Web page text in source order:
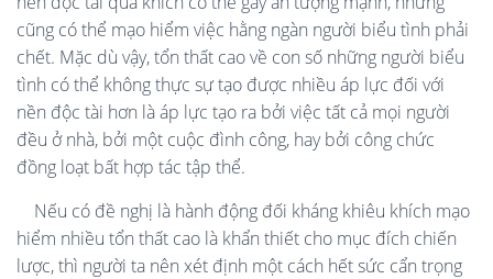
cũng có thể mạo hiểm việc hằng ngàn người biểu tình phải
chết. Mặc dù vậy, tổn thất cao về con số những người biểu
tình có thể không thực sự tạo được nhiều áp lực đối với
nền độc tài hơn là áp lực tạo ra bởi việc tất cả mọi người
đều ở nhà, bởi một cuộc đình công, hay bởi công chức
đồng loạt bất hợp tác tập thể.
Nếu có đề nghị là hành động đối kháng khiêu khích mạo
hiểm nhiều tổn thất cao là khẩn thiết cho mục đích chiến
lược, thì người ta nên xét định một cách hết sức cẩn trọng